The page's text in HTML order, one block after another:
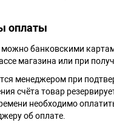
оплаты
можно банковскими
магазина или при
менеджером при
счёта товар
необходимо
об оплате.